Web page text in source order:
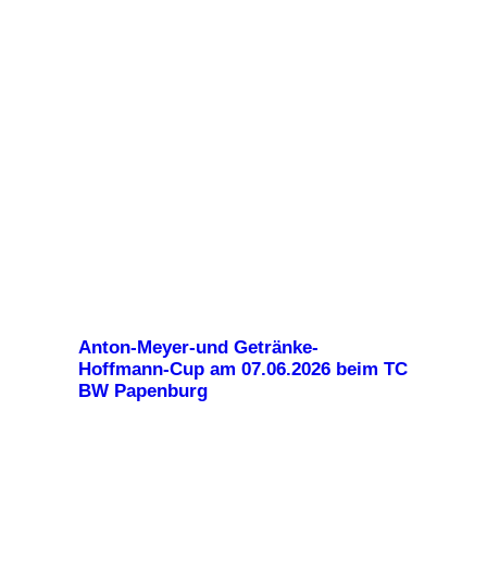
Anton-Meyer-und Getränke-
Hoffmann-Cup am 07.06.2026 beim TC
BW Papenburg